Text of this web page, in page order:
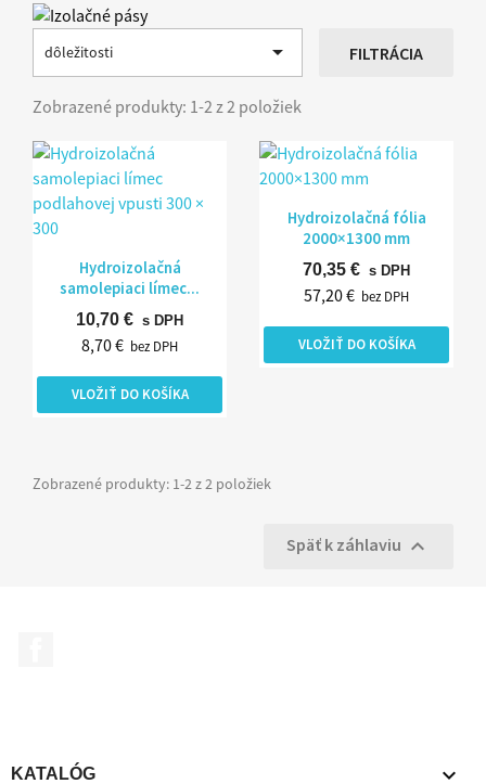
dôležitosti  FILTRÁCIA
Zobrazené produkty: 1-2 z 2 položiek
Rýchly náhľad
Hydroizolačná
samolepiaci límec...
10,70 € s DPH
8,70 € bez DPH
VLOŽIŤ DO KOŠÍKA
Rýchly náhľad
Hydroizolačná fólia
2000×1300 mm
70,35 € s DPH
57,20 € bez DPH
VLOŽIŤ DO KOŠÍKA
Zobrazené produkty: 1-2 z 2 položiek
Späť k záhlaviu 
KATALÓG 